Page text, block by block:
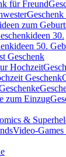
für Freund
zum
30.
50.
Geschenk
Hochzeit
Geschenk
zum Einzug
&
Video-